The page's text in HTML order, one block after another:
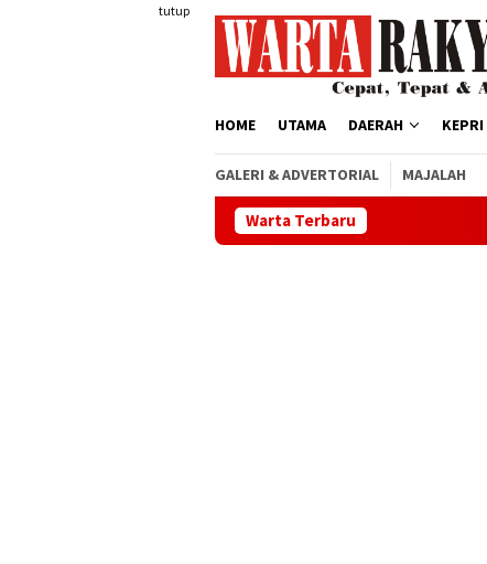
tutup
HOME UTAMA DAERAH KEPRI
GALERI & ADVERTORIAL MAJALAH
Warta Terbaru